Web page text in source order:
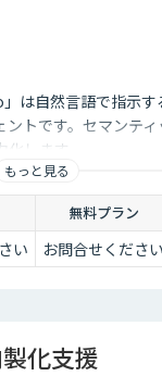
は自然言語で指示
トです。セマンテ
します。
もっと見る
無料プラン
い お問合せください
化支援